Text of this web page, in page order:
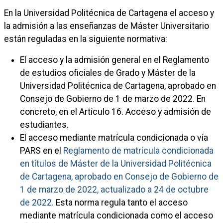
En la Universidad Politécnica de Cartagena el acceso y
la admisión a las enseñanzas de Máster Universitario
están reguladas en la siguiente normativa:
El acceso y la admisión general en el Reglamento
de estudios oficiales de Grado y Máster de la
Universidad Politécnica de Cartagena, aprobado en
Consejo de Gobierno de 1 de marzo de 2022. En
concreto, en el Artículo 16. Acceso y admisión de
estudiantes.
El acceso mediante matrícula condicionada o vía
PARS en el Reglamento de matrícula condicionada
en títulos de Máster de la Universidad Politécnica
de Cartagena, aprobado en Consejo de Gobierno de
1 de marzo de 2022, actualizado a 24 de octubre
de 2022. Esta norma regula tanto el acceso
mediante matrícula condicionada como el acceso